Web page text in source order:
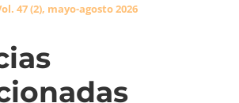
47 (2), mayo-agosto 2026